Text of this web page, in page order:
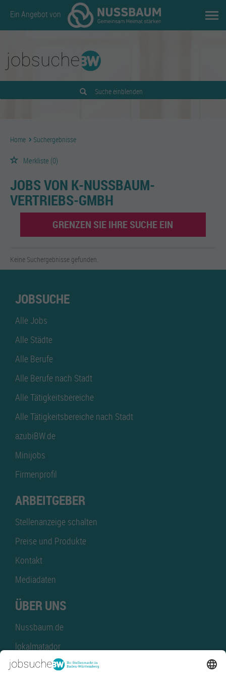
Ein Angebot von
Suche einblenden
Home Suchergebnisse
Merkliste (0)
JOBS VON K-NUSSBAUM-
VERTRIEBS-GMBH
GRENZEN SIE IHRE SUCHE EIN
Keine Suchergebnisse gefunden.
JOBSUCHE
Alle Jobs
Alle Städte
Alle Berufe
Alle Berufe nach Stadt
Alle Tätigkeitsbereiche
Alle Tätigkeitsbereiche nach Stadt
azubiBW.de
Minijobs
Firmenprofil
ARBEITGEBER
Stellenanzeige schalten
Preise und Produkte
Kontakt
Mediadaten
ÜBER UNS
Nussbaum.de
lokalmatador
kaufinBW